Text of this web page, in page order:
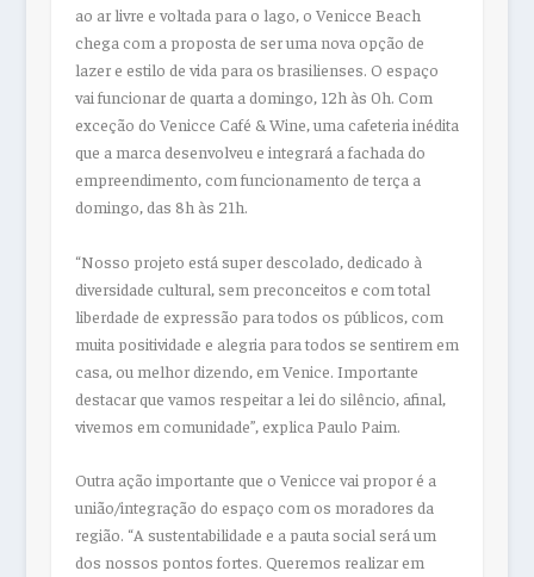
ao ar livre e voltada para o lago, o Venicce Beach
chega com a proposta de ser uma nova opção de
lazer e estilo de vida para os brasilienses. O espaço
vai funcionar de quarta a domingo, 12h às 0h. Com
exceção do Venicce Café & Wine, uma cafeteria inédita
que a marca desenvolveu e integrará a fachada do
empreendimento, com funcionamento de terça a
domingo, das 8h às 21h.
“Nosso projeto está super descolado, dedicado à
diversidade cultural, sem preconceitos e com total
liberdade de expressão para todos os públicos, com
muita positividade e alegria para todos se sentirem em
casa, ou melhor dizendo, em Venice. Importante
destacar que vamos respeitar a lei do silêncio, afinal,
vivemos em comunidade”, explica Paulo Paim.
Outra ação importante que o Venicce vai propor é a
união/integração do espaço com os moradores da
região. “A sustentabilidade e a pauta social será um
dos nossos pontos fortes. Queremos realizar em